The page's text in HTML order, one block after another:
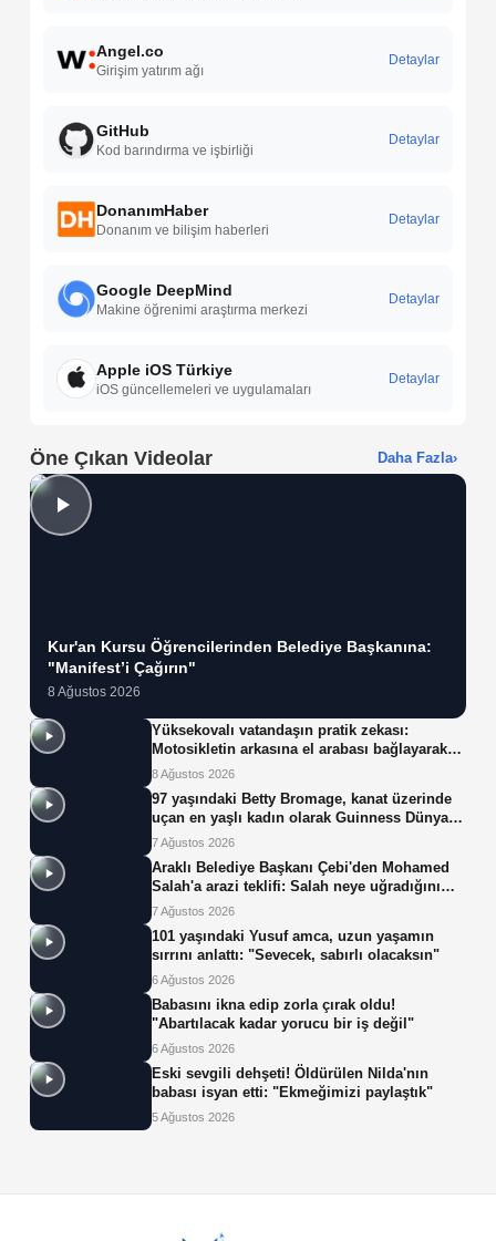
Angel.co
Girişim yatırım ağı
Detaylar
GitHub
Kod barındırma ve işbirliği
Detaylar
DonanımHaber
Donanım ve bilişim haberleri
Detaylar
Google DeepMind
Makine öğrenimi araştırma merkezi
Detaylar
Apple iOS Türkiye
iOS güncellemeleri ve uygulamaları
Detaylar
Öne Çıkan Videolar Daha Fazla›
Kur'an Kursu Öğrencilerinden Belediye Başkanına:
"Manifest’i Çağırın"
8 Ağustos 2026
Yüksekovalı vatandaşın pratik zekası:
Motosikletin arkasına el arabası bağlayarak
üzerinde ot taşıdı
8 Ağustos 2026
97 yaşındaki Betty Bromage, kanat üzerinde
uçan en yaşlı kadın olarak Guinness Dünya
Rekoru'nu kırdı
7 Ağustos 2026
Araklı Belediye Başkanı Çebi'den Mohamed
Salah'a arazi teklifi: Salah neye uğradığını
şaşırdı!
7 Ağustos 2026
101 yaşındaki Yusuf amca, uzun yaşamın
sırrını anlattı: "Sevecek, sabırlı olacaksın"
6 Ağustos 2026
Babasını ikna edip zorla çırak oldu!
"Abartılacak kadar yorucu bir iş değil"
6 Ağustos 2026
Eski sevgili dehşeti! Öldürülen Nilda'nın
babası isyan etti: "Ekmeğimizi paylaştık"
5 Ağustos 2026